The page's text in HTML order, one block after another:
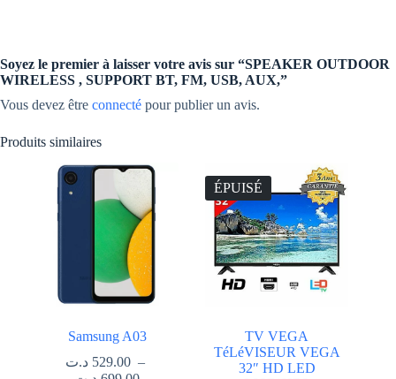
Soyez le premier à laisser votre avis sur “SPEAKER OUTDOOR
WIRELESS , SUPPORT BT, FM, USB, AUX,”
Vous devez être connecté pour publier un avis.
Produits similaires
Samsung A03
529.00 د.ت
–
ÉPUISÉ
TV VEGA
TéLéVISEUR VEGA
32″ HD LED